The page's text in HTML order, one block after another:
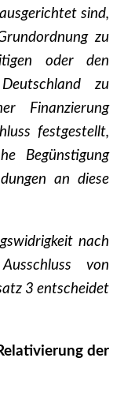
sind,
zu
oder den
zu
Finanzierung
festgestellt,
Begünstigung
an diese
nach
von
3 entscheidet
der